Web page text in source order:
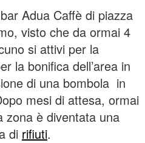
Adua Caffè di piazza
visto che da ormai 4
si attivi per la
la bonifica dell’area in
di una bombola in
mesi di attesa, ormai
zona è diventata una
di rifiuti.